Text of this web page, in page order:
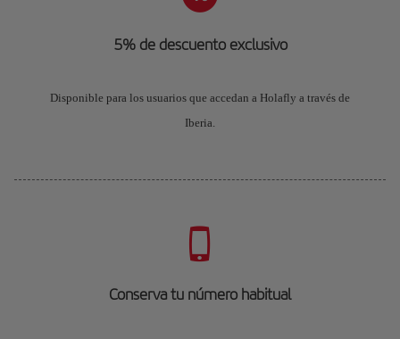
5% de descuento exclusivo
Disponible para los usuarios que accedan a Holafly a través de
Iberia.
Conserva tu número habitual